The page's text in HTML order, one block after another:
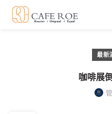
最新
咖啡展